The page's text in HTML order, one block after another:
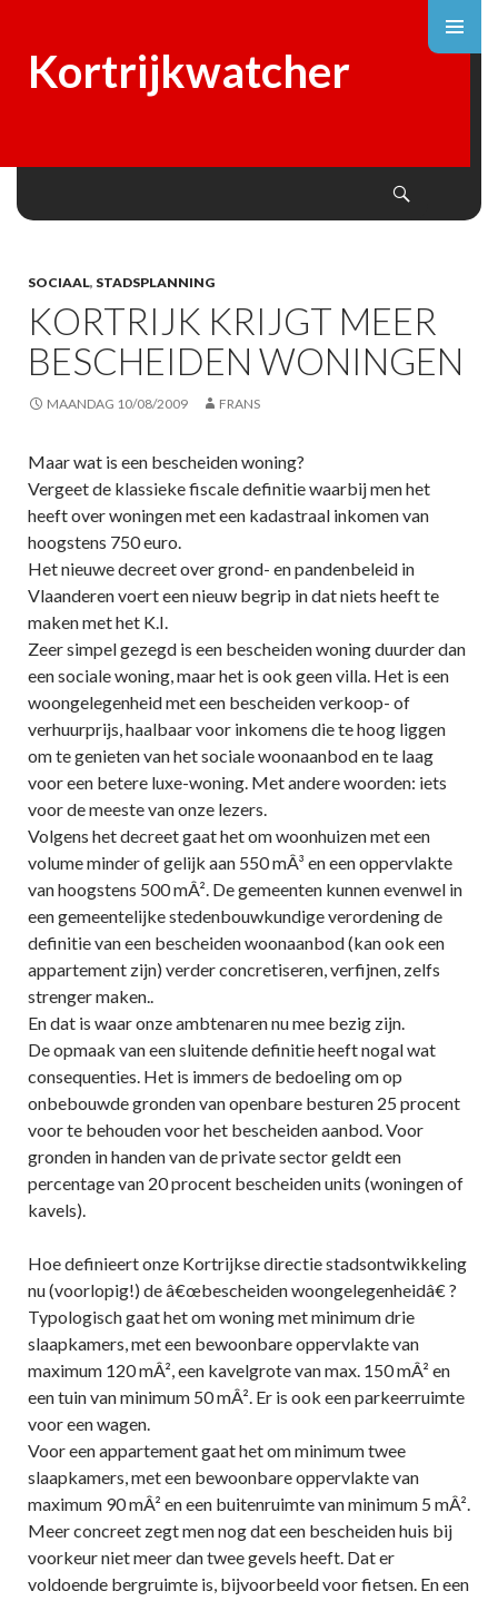
Kortrijkwatcher
SOCIAAL, STADSPLANNING
KORTRIJK KRIJGT MEER
BESCHEIDEN WONINGEN
MAANDAG 10/08/2009 FRANS
Maar wat is een bescheiden woning?
Vergeet de klassieke fiscale definitie waarbij men het
heeft over woningen met een kadastraal inkomen van
hoogstens 750 euro.
Het nieuwe decreet over grond- en pandenbeleid in
Vlaanderen voert een nieuw begrip in dat niets heeft te
maken met het K.I.
Zeer simpel gezegd is een bescheiden woning duurder dan
een sociale woning, maar het is ook geen villa. Het is een
woongelegenheid met een bescheiden verkoop- of
verhuurprijs, haalbaar voor inkomens die te hoog liggen
om te genieten van het sociale woonaanbod en te laag
voor een betere luxe-woning. Met andere woorden: iets
voor de meeste van onze lezers.
Volgens het decreet gaat het om woonhuizen met een
volume minder of gelijk aan 550 mÂ³ en een oppervlakte
van hoogstens 500 mÂ². De gemeenten kunnen evenwel in
een gemeentelijke stedenbouwkundige verordening de
definitie van een bescheiden woonaanbod (kan ook een
appartement zijn) verder concretiseren, verfijnen, zelfs
strenger maken..
En dat is waar onze ambtenaren nu mee bezig zijn.
De opmaak van een sluitende definitie heeft nogal wat
consequenties. Het is immers de bedoeling om op
onbebouwde gronden van openbare besturen 25 procent
voor te behouden voor het bescheiden aanbod. Voor
gronden in handen van de private sector geldt een
percentage van 20 procent bescheiden units (woningen of
kavels).
Hoe definieert onze Kortrijkse directie stadsontwikkeling
nu (voorlopig!) de â€œbescheiden woongelegenheidâ€ ?
Typologisch gaat het om woning met minimum drie
slaapkamers, met een bewoonbare oppervlakte van
maximum 120 mÂ², een kavelgrote van max. 150 mÂ² en
een tuin van minimum 50 mÂ². Er is ook een parkeerruimte
voor een wagen.
Voor een appartement gaat het om minimum twee
slaapkamers, met een bewoonbare oppervlakte van
maximum 90 mÂ² en een buitenruimte van minimum 5 mÂ².
Meer concreet zegt men nog dat een bescheiden huis bij
voorkeur niet meer dan twee gevels heeft. Dat er
voldoende bergruimte is, bijvoorbeeld voor fietsen. En een